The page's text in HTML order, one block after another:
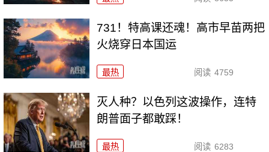
731！特高课还魂！高市早苗两把
火烧穿日本国运
最热 阅读 4759
灭人种？以色列这波操作，连特
朗普面子都敢踩！
最热 阅读 6283